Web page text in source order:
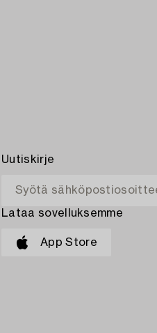
Uutiskirje
Lataa sovelluksemme
App Store